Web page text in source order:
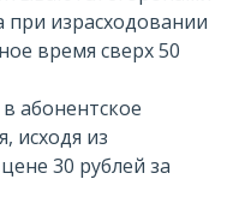
при израсходовании
время сверх 50
абонентское
исходя из
30 рублей за